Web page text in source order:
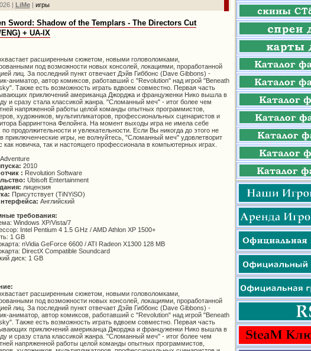
| LiMe| игры
Sword: Shadow of the Templars - The Directors Cut
+ UA-IX
расширенным сюжетом, новыми головоломками,
под возможности новых консолей, локациями, проработанной
лиц. За последний пункт отвечает Дэйв Гиббонс (Dave Gibbons) -
аниматор, автор комиксов, работавший с "Revolution" над игрой "Beneath
Также есть возможность играть вдвоем совместно. Первая часть
приключений американца Джорджа и француженки Нико вышла в
и сразу стала классикой жанра. "Сломанный меч" - итог более чем
напряженной работы целой команды опытных программистов,
художников, мультипликаторов, профессиональных сценаристов и
Баррингтона Фелойнга. На момент выходы игра не имела себе
продолжительности и увлекательности. Если Вы никогда до этого не
приключенческие игры, не волнуйтесь, "Сломанный меч" удовлетворит
как новичка, так и настоящего профессионала в компьютерных играх.
Adventure
2010
: Revolution Software
Ubisoft Entertainment
лицензия
Присутствует (TiNYiSO)
Английский
требования:
Windows XP/Vista/7
Intel Pentium 4 1.5 GHz / AMD Athlon XP 1500+
1 GB
nVidia GeForce 6600 / ATI Radeon X1300 128 MB
DirectX Compatible Soundcard
диск: 1 GB
расширенным сюжетом, новыми головоломками,
под возможности новых консолей, локациями, проработанной
лиц. За последний пункт отвечает Дэйв Гиббонс (Dave Gibbons) -
аниматор, автор комиксов, работавший с "Revolution" над игрой "Beneath
Также есть возможность играть вдвоем совместно. Первая часть
приключений американца Джорджа и француженки Нико вышла в
и сразу стала классикой жанра. "Сломанный меч" - итог более чем
напряженной работы целой команды опытных программистов,